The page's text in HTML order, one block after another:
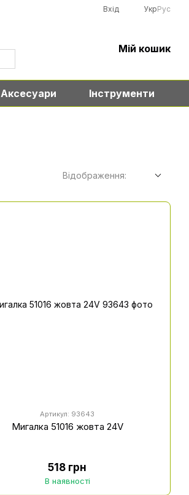
Вхід УкрРус
Мій кошик
Аксесуари Інструменти
Відображення:
Артикул: 93643
Мигалка 51016 жовта 24V
518 грн
В наявності